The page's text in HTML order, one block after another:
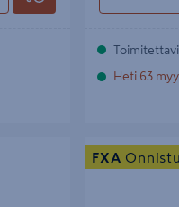
Heti 63
Lukkopihdit FXA
FXA